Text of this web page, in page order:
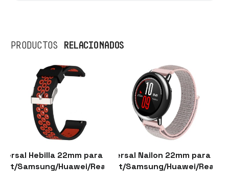
PRODUCTOS RELACIONADOS
Hebilla 22mm para Smartwatch
Samsung/Huawei/Realme/Ticwatch
Correa Universal Nailon 22mm para
Xiaomi/Amazfit/Samsung/Huawei/
Correa
Xiaomi/